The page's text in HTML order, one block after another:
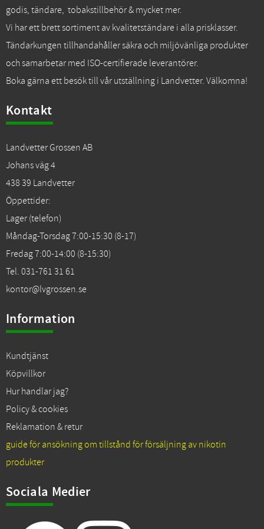
godis, tändare, tobakstillbehör & mycket mer.
Vi har ett brett sortiment av kvalitetständare i alla prisklasser.
Tändarkungen tillhandahåller säkra och miljövänliga produkter
och samarbetar med ISO-certifierade leverantörer.
Boka gärna ett besök till vår utställning i Landvetter. Välkomna!
Kontakt
Landvetter Grossen AB
Johans väg 4
438 39 Landvetter
Öppettider:
Lager (telefon)
Måndag-Torsdag 7:00-15:30 (8-17)
Fredag 7:00-14:00 (8-15:30)
Tel. 031-761 31 61
kontor@lvgrossen.se
Information
Kundtjänst
Köpvillkor
Hur handlar jag?
Policy & cookies
Reklamation & retur
guide för ansökning om tillstånd för försäljning av nikotin
produkter
Sociala Medier